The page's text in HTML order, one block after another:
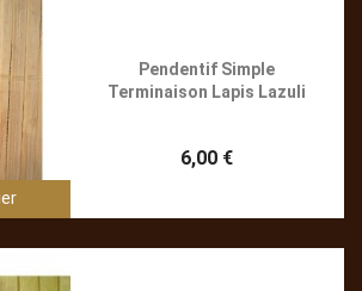
Pendentif Simple
Terminaison Lapis Lazuli
6,00 €